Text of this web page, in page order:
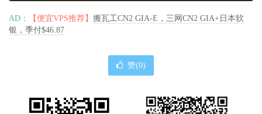
AD： 【便宜VPS推荐】 搬瓦工CN2 GIA-E，三网CN2 GIA+日本软
银，季付$46.87
赞(0)